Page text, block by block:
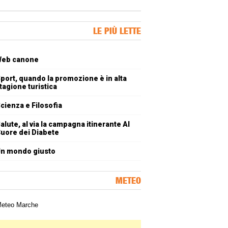
LE PIÙ LETTE
canone
quando la promozione è in alta
turistica
e Filosofia
al via la campagna itinerante Al
dei Diabete
mondo giusto
METEO
meteorologica delle Marche